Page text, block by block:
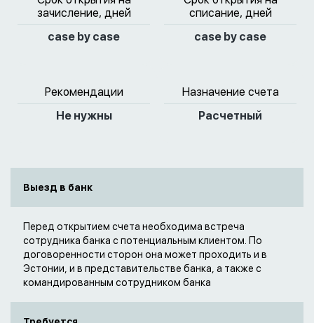
зачисление, дней
case by case
списание, дней
case by case
Рекомендации
Не нужны
Назначение счета
Расчетный
Выезд в банк
Перед открытием счета необходима встреча
сотрудника банка с потенциальным клиентом. По
договоренности сторон она может проходить и в
Эстонии, и в представительстве банка, а также с
командированным сотрудником банка